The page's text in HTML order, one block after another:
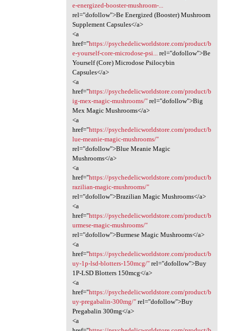
e-energized-booster-mushroom-...
rel="dofollow">Be Energized (Booster) Mushroom
Supplement Capsules</a>
<a
href="https://psychedelicworldstore.com/product/b
e-yourself-core-microdose-psi...
rel="dofollow">Be
Yourself (Core) Microdose Psilocybin
Capsules</a>
<a
href="https://psychedelicworldstore.com/product/b
ig-mex-magic-mushrooms/"rel="dofollow">Big
Mex Magic Mushrooms</a>
<a
href="https://psychedelicworldstore.com/product/b
lue-meanie-magic-mushrooms/"
rel="dofollow">Blue Meanie Magic
Mushrooms</a>
<a
href="https://psychedelicworldstore.com/product/b
razilian-magic-mushrooms/"
rel="dofollow">Brazilian Magic Mushrooms</a>
<a
href="https://psychedelicworldstore.com/product/b
urmese-magic-mushrooms/"
rel="dofollow">Burmese Magic Mushrooms</a>
<a
href="https://psychedelicworldstore.com/product/b
uy-1p-lsd-blotters-150mcg/"rel="dofollow">Buy
1P-LSD Blotters 150mcg</a>
<a
href="https://psychedelicworldstore.com/product/b
uy-pregabalin-300mg/"rel="dofollow">Buy
Pregabalin 300mg</a>
<a